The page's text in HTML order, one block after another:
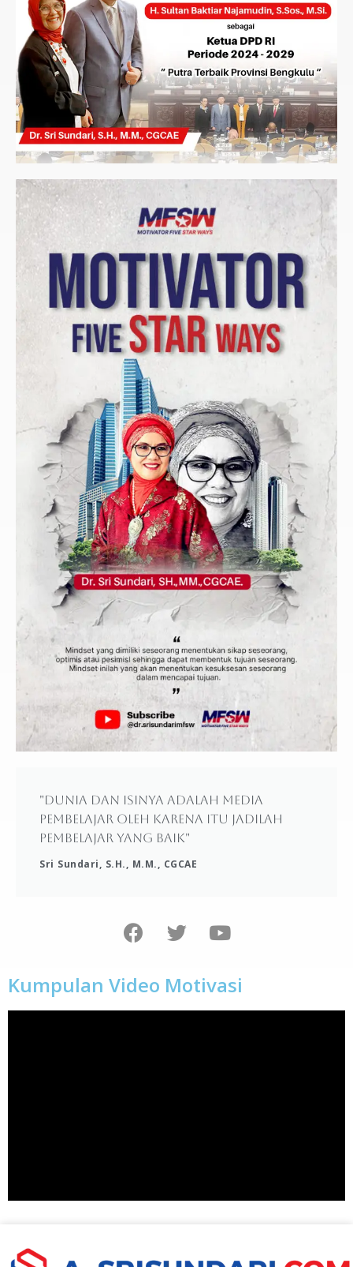
"Dunia dan isinya adalah media
pembelajar oleh karena itu jadilah
pembelajar yang baik"
Sri Sundari, S.H., M.M., CGCAE
Kumpulan Video Motivasi